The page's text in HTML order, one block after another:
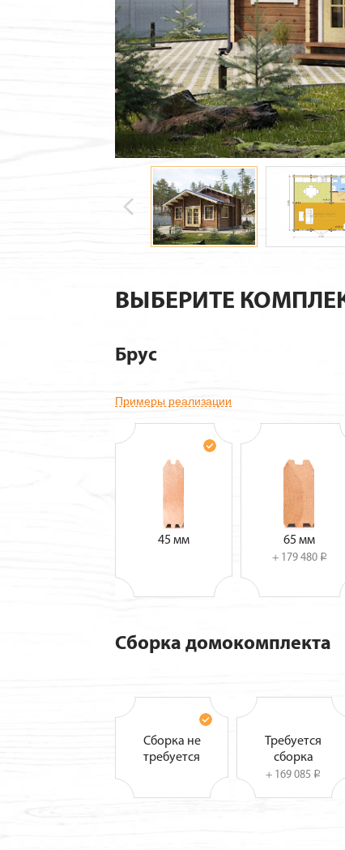
ВЫБЕРИТЕ
Брус
Примеры реализации
45 мм 65 мм
+ 179 480 i
Сборка домокомплекта
Сборка не
требуется
Требуется
сборка
+ 169 085 i